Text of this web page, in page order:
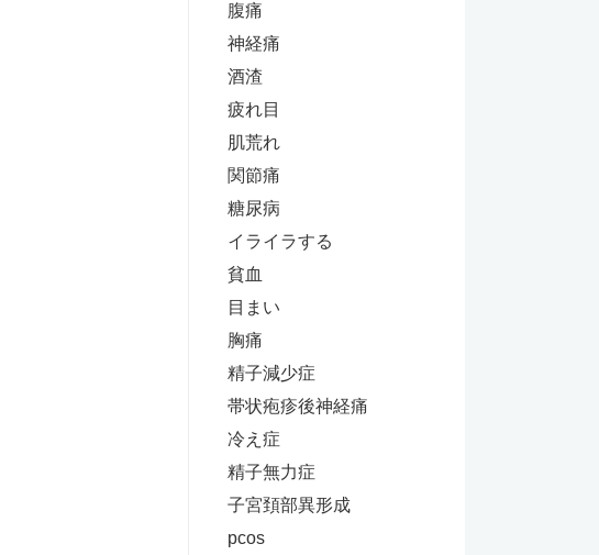
腹痛
神経痛
酒渣
疲れ目
肌荒れ
関節痛
糖尿病
イライラする
貧血
目まい
胸痛
精子減少症
帯状疱疹後神経痛
冷え症
精子無力症
子宮頚部異形成
pcos